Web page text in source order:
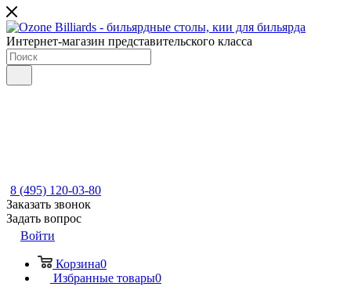
Интернет-магазин представительского класса
8 (495) 120-03-80
Заказать звонок
Задать вопрос
Войти
Корзина0
Избранные товары0